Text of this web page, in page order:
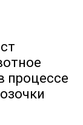
процессе